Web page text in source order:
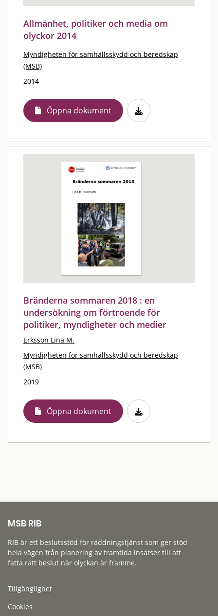
Allmänhet, politiker och media om
olyckor 2014
Myndigheten för samhällsskydd och beredskap
(MSB)
2014
Öppna dokument
Bränderna sommaren 2018 : en
undersökning om förtroende för
politiker, myndigheter och medier
Erksson Lina M.
Myndigheten för samhällsskydd och beredskap
(MSB)
2019
Öppna dokument
MSB RIB
RIB är ett beslutsstöd för räddningstjänst som ger stöd
hela vägen från planering av framtida insatser till att
fatta rätt beslut när olyckan är framme.
Tillgänglighet
Cookies